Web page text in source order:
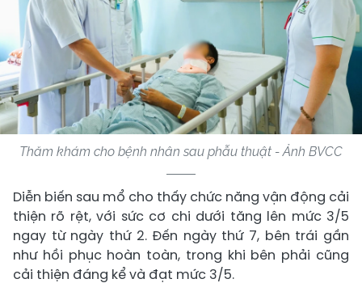
Thăm khám cho bệnh nhân sau phẫu thuật - Ảnh BVCC
Diễn biến sau mổ cho thấy chức năng vận động cải
thiện rõ rệt, với sức cơ chi dưới tăng lên mức 3/5
ngay từ ngày thứ 2. Đến ngày thứ 7, bên trái gần
như hồi phục hoàn toàn, trong khi bên phải cũng
cải thiện đáng kể và đạt mức 3/5.